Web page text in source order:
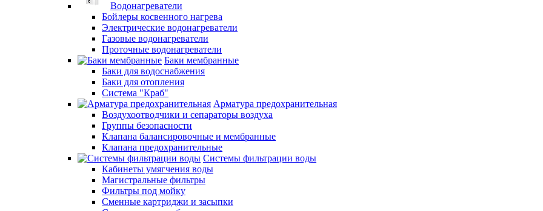
Водонагреватели
Бойлеры косвенного нагрева
Электрические водонагреватели
Газовые водонагреватели
Проточные водонагреватели
Баки мембранные
Баки для водоснабжения
Баки для отопления
Система "Краб"
Арматура предохранительная
Воздухоотводчики и сепараторы воздуха
Группы безопасности
Клапана балансировочные и мембранные
Клапана предохранительные
Системы фильтрации воды
Кабинеты умягчения воды
Магистральные фильтры
Фильтры под мойку
Сменные картриджи и засыпки